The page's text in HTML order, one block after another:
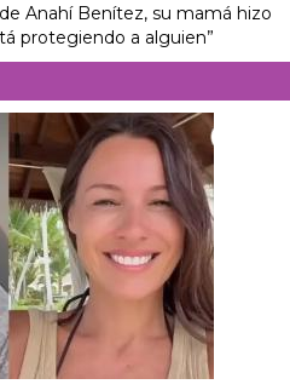
Anahí Benítez, su mamá hizo
protegiendo a alguien”